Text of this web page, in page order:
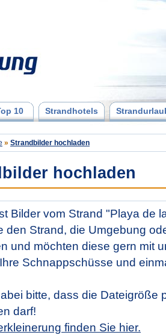
10 Strandhotels
» Strandbilder hochladen
hochladen
Bilder vom Strand "Playa de
den Strand, die Umgebung
und möchten diese gern mit
Schnappschüsse und
bitte, dass die Dateigröße
darf!
finden Sie hier.